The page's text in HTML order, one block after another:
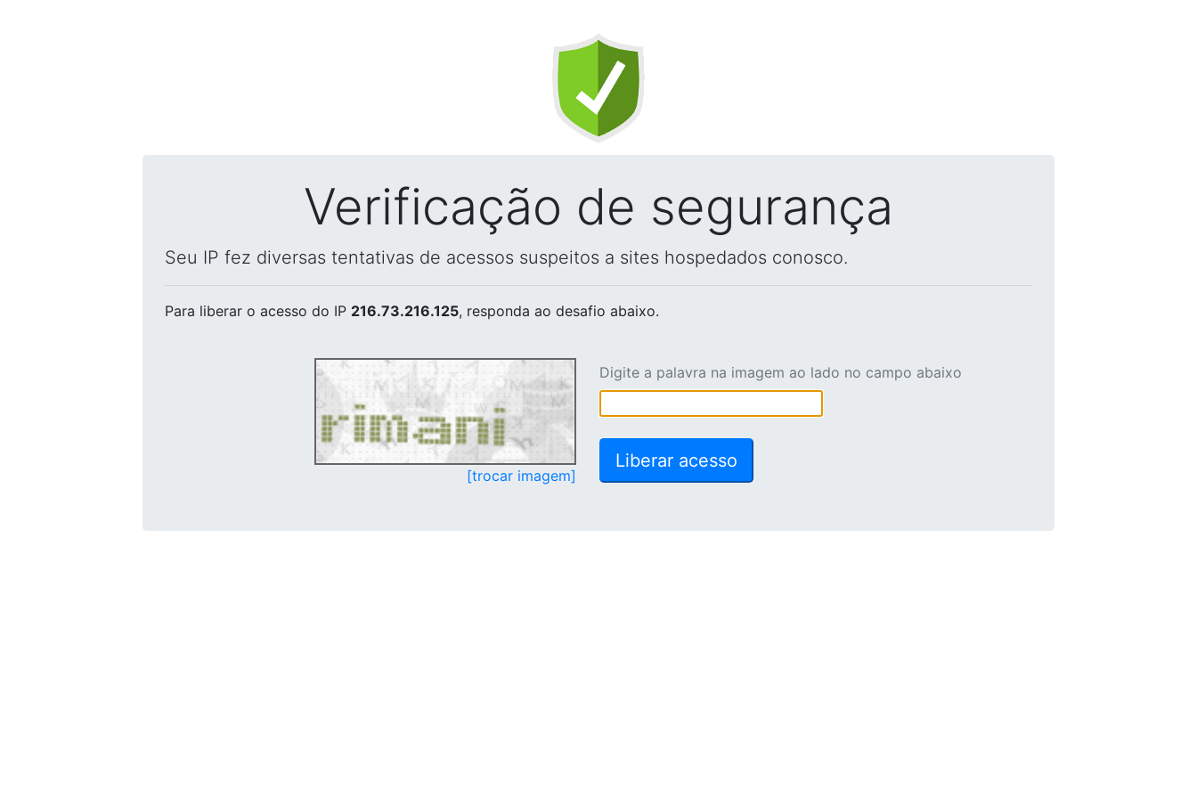
Verificação de segurança
Seu IP fez diversas tentativas de acessos suspeitos a sites hospedados conosco.
Para liberar o acesso do IP 216.73.216.125, responda ao desafio abaixo.
[trocar imagem]
Digite a palavra na imagem ao lado no campo abaixo